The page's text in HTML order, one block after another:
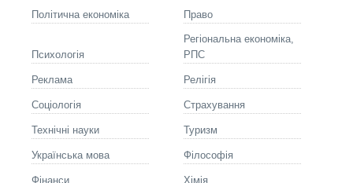
Політична економіка Право
Психологія
Регіональна економіка,
РПС
Реклама Релігія
Соціологія Страхування
Технічні науки Туризм
Українська мова Філософія
Фінанси Хімія